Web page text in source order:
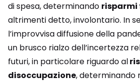
di spesa, determinando
altrimenti detto, involontario. In
l’improvvisa diffusione della
un brusco rialzo dell’incertezza
futuri, in particolare riguardo al
disoccupazione, determinando